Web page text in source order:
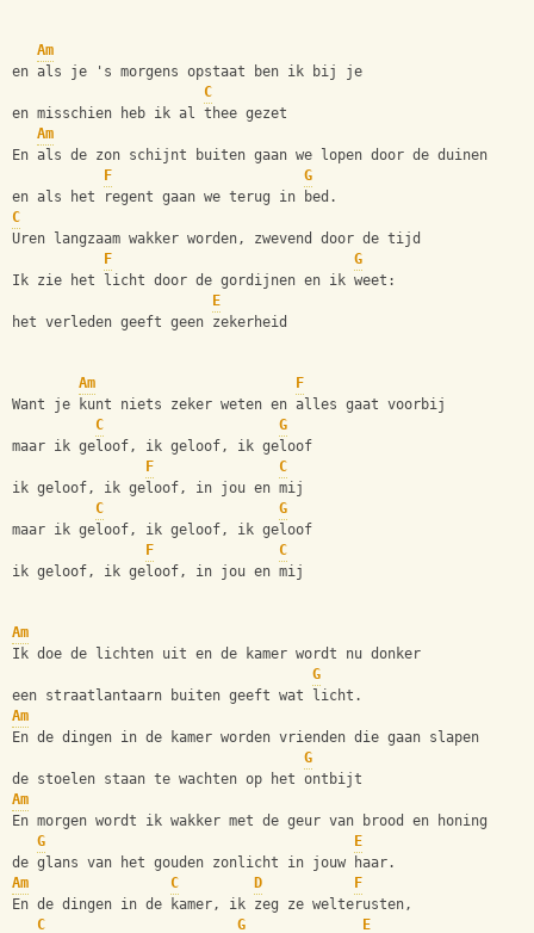
Am
en als je 's morgens opstaat ben ik bij je
C
en misschien heb ik al thee gezet
Am
En als de zon schijnt buiten gaan we lopen door de duinen
F
G
en als het regent gaan we terug in bed.
C
Uren langzaam wakker worden, zwevend door de tijd
F
G
Ik zie het licht door de gordijnen en ik weet:
E
het verleden geeft geen zekerheid
Am
F
Want je kunt niets zeker weten en alles gaat voorbij
C
G
maar ik geloof, ik geloof, ik geloof
F
C
ik geloof, ik geloof, in jou en mij
C
G
maar ik geloof, ik geloof, ik geloof
F
C
ik geloof, ik geloof, in jou en mij
Am
Ik doe de lichten uit en de kamer wordt nu donker
G
een straatlantaarn buiten geeft wat licht.
Am
En de dingen in de kamer worden vrienden die gaan slapen
G
de stoelen staan te wachten op het ontbijt
Am
En morgen wordt ik wakker met de geur van brood en honing
G
E
de glans van het gouden zonlicht in jouw haar.
Am
C D
F
En de dingen in de kamer, ik zeg ze welterusten,
C
G E